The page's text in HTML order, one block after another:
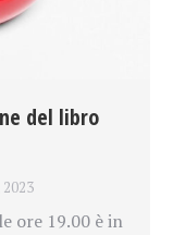
del libro
ore 19.00 è in